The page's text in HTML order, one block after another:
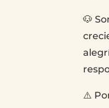
🐶
⚠️